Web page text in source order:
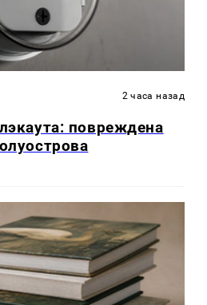
2 часа назад
повреждена